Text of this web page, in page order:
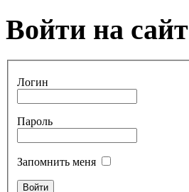
Войти на сайт
Логин
Пароль
Запомнить меня